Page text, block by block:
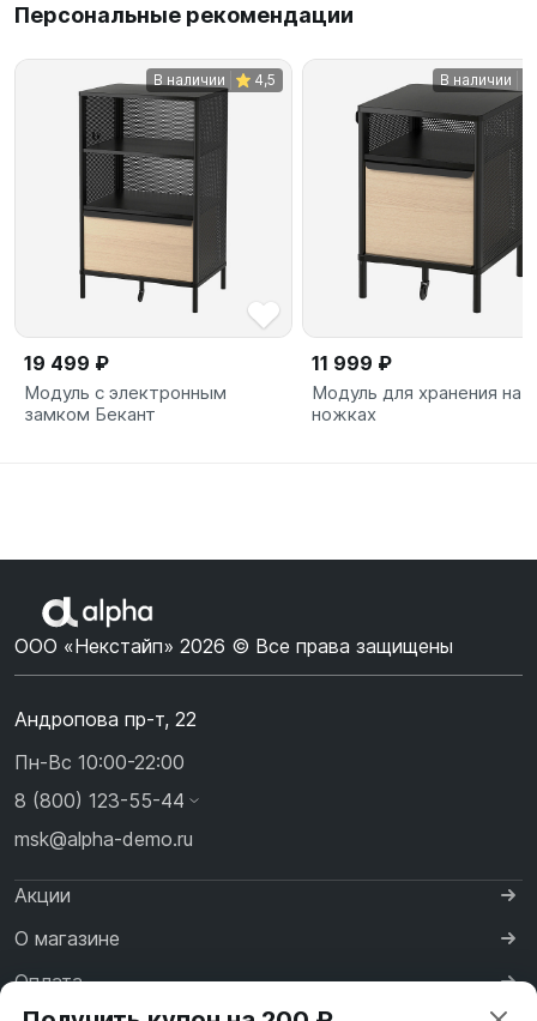
Персональные рекомендации
В наличии 4,5
19 499 ₽
Модуль с электронным
замком Бекант
В наличии
11 999 ₽
Модуль для хранения на
ножках
ООО «Некстайп» 2026 © Все права защищены
Андропова пр-т, 22
Пн-Вс 10:00-22:00
8 (800) 123-55-44
msk@alpha-demo.ru
Акции
О магазине
Оплата